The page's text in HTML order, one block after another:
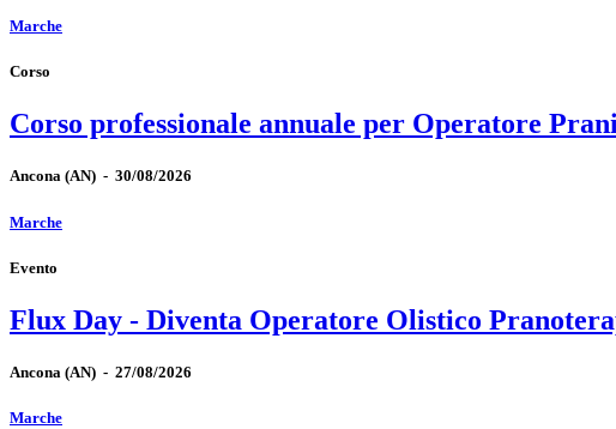
Marche
Corso
Corso professionale annuale per Operatore
Ancona (AN) - 30/08/2026
Marche
Evento
Flux Day - Diventa Operatore Olistico
Ancona (AN) - 27/08/2026
Marche